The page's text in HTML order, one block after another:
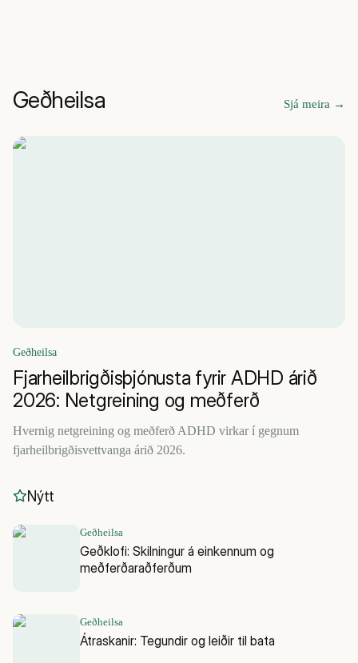
Geðheilsa Sjá meira →
Geðheilsa
Fjarheilbrigðisþjónusta fyrir ADHD árið
2026: Netgreining og meðferð
Hvernig netgreining og meðferð ADHD virkar í gegnum
fjarheilbrigðisvettvanga árið 2026.
Nýtt
Geðheilsa
Geðklofi: Skilningur á einkennum og
meðferðaraðferðum
Geðheilsa
Átraskanir: Tegundir og leiðir til bata